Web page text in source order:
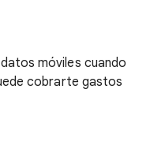
móviles cuando
cobrarte gastos